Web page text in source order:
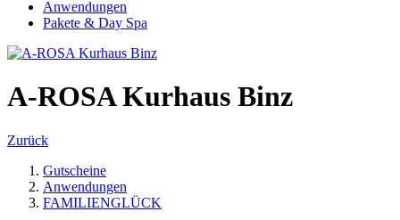
Anwendungen
Pakete & Day Spa
A-ROSA Kurhaus Binz
Zurück
Gutscheine
Anwendungen
FAMILIENGLÜCK